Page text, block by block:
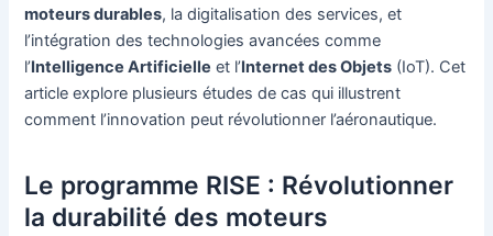
moteurs durables, la digitalisation des services, et
l’intégration des technologies avancées comme
l’Intelligence Artificielle et l’Internet des Objets (IoT). Cet
article explore plusieurs études de cas qui illustrent
comment l’innovation peut révolutionner l’aéronautique.
Le programme RISE : Révolutionner
la durabilité des moteurs